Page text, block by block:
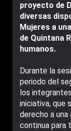
proyecto de
diversas
Mujeres a
de Quintana
humanos.
Durante la
periodo del
los
iniciativa, que
derecho a
continua para